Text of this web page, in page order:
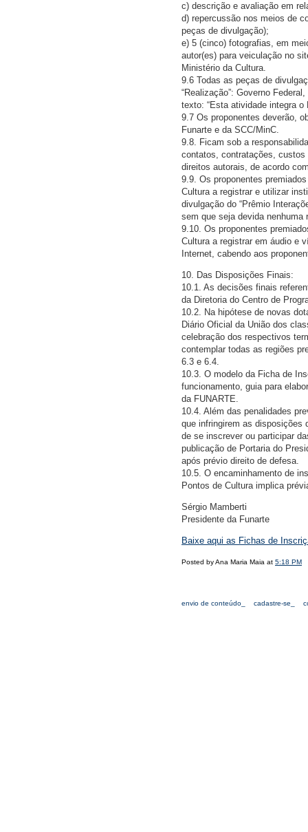
c) descrição e avaliação em
d) repercussão nos meios de
peças de divulgação);
e) 5 (cinco) fotografias, em
autor(es) para veiculação no
Ministério da Cultura.
9.6 Todas as peças de
“Realização”: Governo
texto: “Esta atividade integra
9.7 Os proponentes deverão,
Funarte e da SCC/MinC.
9.8. Ficam sob a
contatos, contratações,
direitos autorais, de acordo
9.9. Os proponentes
Cultura a registrar e utilizar
divulgação do “Prêmio
sem que seja devida
9.10. Os proponentes
Cultura a registrar em áudio e
Internet, cabendo aos
10. Das Disposições Finais:
10.1. As decisões finais
da Diretoria do Centro de
10.2. Na hipótese de novas
Diário Oficial da União dos
celebração dos respectivos
contemplar todas as regiões
6.3 e 6.4.
10.3. O modelo da Ficha de
funcionamento, guia para
da FUNARTE.
10.4. Além das penalidades
que infringirem as disposições
de se inscrever ou participar
publicação de Portaria do
após prévio direito de defesa.
10.5. O encaminhamento de
Pontos de Cultura implica
Sérgio Mamberti
Presidente da Funarte
Baixe aqui as Fichas de
Posted by Ana Maria Maia at 5:18 PM
envio de conteúdo_ cadastre-se_